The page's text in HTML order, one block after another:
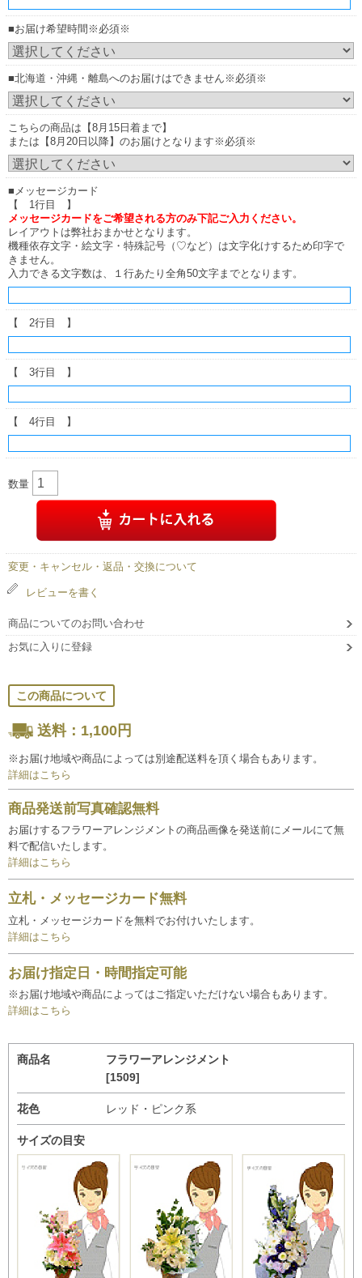
■お届け希望時間※必須※
■北海道・沖縄・離島へのお届けはできません※必須※
こちらの商品は【8月15日着まで】
または【8月20日以降】のお届けとなります※必須※
■メッセージカード
【 1行目 】
メッセージカードをご希望される方のみ下記ご入力ください。
レイアウトは弊社おまかせとなります。
機種依存文字・絵文字・特殊記号（♡など）は文字化けするため印字で
きません。
入力できる文字数は、１行あたり全角50文字までとなります。
【 2行目 】
【 3行目 】
【 4行目 】
数量
変更・キャンセル・返品・交換について
レビューを書く
商品についてのお問い合わせ
お気に入りに登録
この商品について
送料：1,100円
※お届け地域や商品によっては別途配送料を頂く場合もあります。
詳細はこちら
商品発送前写真確認無料
お届けするフラワーアレンジメントの商品画像を発送前にメールにて無
料で配信いたします。
詳細はこちら
立札・メッセージカード無料
立札・メッセージカードを無料でお付けいたします。
詳細はこちら
お届け指定日・時間指定可能
※お届け地域や商品によってはご指定いただけない場合もあります。
詳細はこちら
商品名
フラワーアレンジメント
[1509]
花色 レッド・ピンク系
サイズの目安